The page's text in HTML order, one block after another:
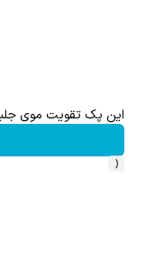
این پک تقویت موی
‹